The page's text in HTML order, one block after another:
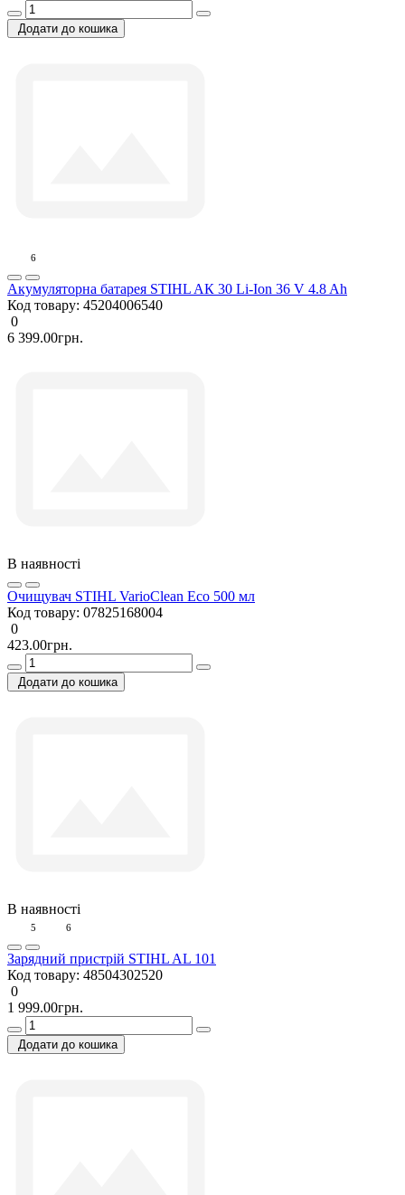
Додати до кошика
6
Акумуляторна батарея STIHL AК 30 Li-Ion 36 V 4.8 Ah
Код товару: 45204006540
0
6 399.00грн.
В наявності
Очищувач STIHL VarioClean Eco 500 мл
Код товару: 07825168004
0
423.00грн.
Додати до кошика
В наявності
5 6
Зарядний пристрій STIHL AL 101
Код товару: 48504302520
0
1 999.00грн.
Додати до кошика